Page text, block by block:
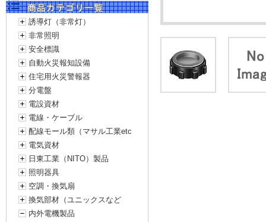
誘導灯（非常灯）
非常照明
安全標識
自動火災報知設備
住宅用火災警報器
分電盤
電設資材
電線・ケーブル
配線モール類（マサル工業etc
電気資材
日東工業（NITO）製品
照明器具
空調・換気扇
換気部材（ユニックスなど
内外電機製品